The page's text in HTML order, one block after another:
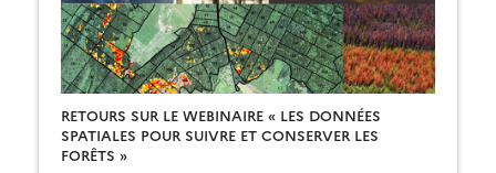
RETOURS SUR LE WEBINAIRE « LES DONNÉES
SPATIALES POUR SUIVRE ET CONSERVER LES
FORÊTS »